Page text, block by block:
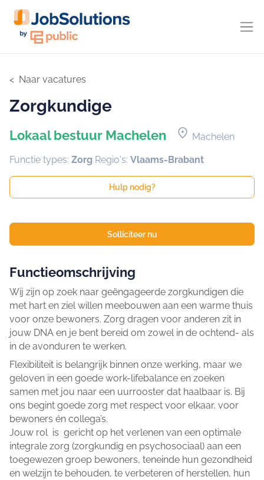
Naar vacatures
Zorgkundige
Lokaal bestuur Machelen location_on Machelen
Functie types: Zorg Regio's: Vlaams-Brabant
Hulp nodig?
Solliciteer nu
Functieomschrijving
Wij zijn op zoek naar geëngageerde zorgkundigen die
met hart en ziel willen meebouwen aan een warme thuis
voor onze bewoners. Zorg dragen voor anderen zit in
jouw DNA en je bent bereid om zowel in de ochtend- als
in de avonduren te werken.
Flexibiliteit is belangrijk binnen onze werking, maar we
geloven in een goede work-lifebalance en zoeken
samen met jou naar een uurrooster dat haalbaar is. Bij
ons begint goede zorg met respect voor elkaar, voor
bewoners én collega’s.
Jouw rol is gericht op het verlenen van een optimale
integrale zorg (zorgkundig en psychosociaal) aan een
toegewezen groep bewoners, teneinde hun gezondheid
en welzijn te behouden, te verbeteren of herstellen, hun